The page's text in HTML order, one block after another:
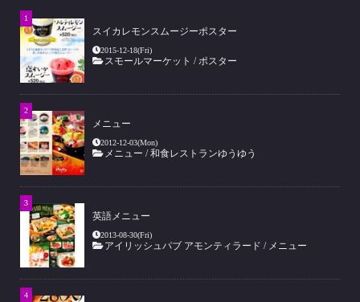
スイカレモンスムージーポスター
2015-12-18(Fri)
スモールマーケット /ポスター
メニュー
2012-12-03(Mon)
メニュー /和食レストランゆうゆう
英語メニュー
2013-08-30(Fri)
アイリッシュパブ アモンティラード / メニュー